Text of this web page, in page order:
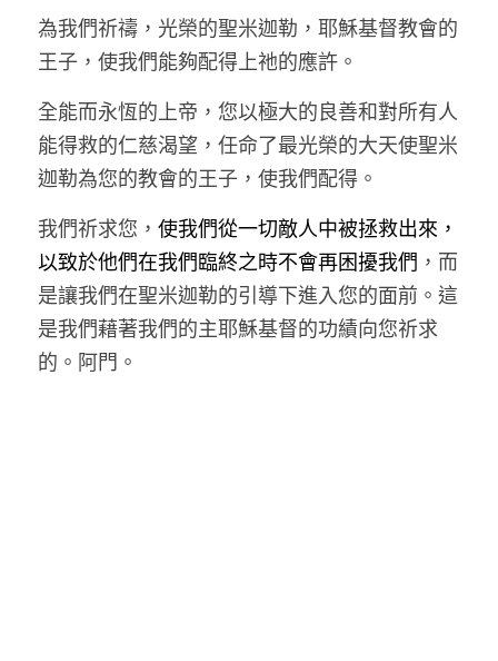
為我們祈禱，光榮的聖米迦勒，耶穌基督教會的
王子，使我們能夠配得上祂的應許。
全能而永恆的上帝，您以極大的良善和對所有人
能得救的仁慈渴望，任命了最光榮的大天使聖米
迦勒為您的教會的王子，使我們配得。
我們祈求您， 使我們從一切敵人中被拯救出來，
以致於他們在我們臨終之時不會再困擾我們 ，而
是讓我們在聖米迦勒的引導下進入您的面前。這
是我們藉著我們的主耶穌基督的功績向您祈求
的。阿門。